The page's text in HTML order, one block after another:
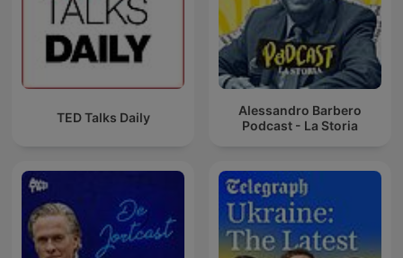
TED Talks Daily
Alessandro Barbero
Podcast - La Storia